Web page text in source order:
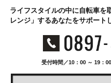
ライフスタイルの中に自転車を
レンジ」するあなたをサポート
受付時間／10：00 ～ 19：